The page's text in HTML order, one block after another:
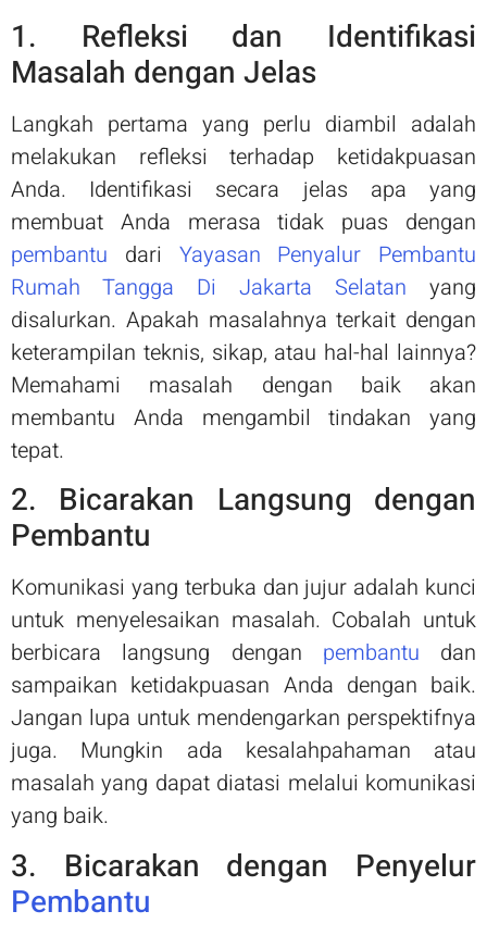
1. Refleksi dan Identifikasi
Masalah dengan Jelas
Langkah pertama yang perlu diambil adalah
melakukan refleksi terhadap ketidakpuasan
Anda. Identifikasi secara jelas apa yang
membuat Anda merasa tidak puas dengan
pembantu dari Yayasan Penyalur Pembantu
Rumah Tangga Di Jakarta Selatan yang
disalurkan. Apakah masalahnya terkait dengan
keterampilan teknis, sikap, atau hal-hal lainnya?
Memahami masalah dengan baik akan
membantu Anda mengambil tindakan yang
tepat.
2. Bicarakan Langsung dengan
Pembantu
Komunikasi yang terbuka dan jujur ​​adalah kunci
untuk menyelesaikan masalah. Cobalah untuk
berbicara langsung dengan pembantu dan
sampaikan ketidakpuasan Anda dengan baik.
Jangan lupa untuk mendengarkan perspektifnya
juga. Mungkin ada kesalahpahaman atau
masalah yang dapat diatasi melalui komunikasi
yang baik.
3. Bicarakan dengan Penyelur
Pembantu